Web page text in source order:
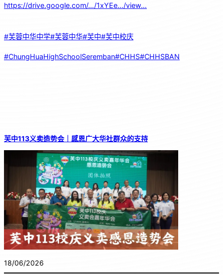
https://drive.google.com/…/1xYEe…/view…
#芙蓉中华中学#芙蓉中华#芙中#芙中校庆
#ChungHuaHighSchoolSeremban#CHHS#CHHSBAN
芙中113义卖造势会｜感恩广大华社群众的支持
18/06/2026